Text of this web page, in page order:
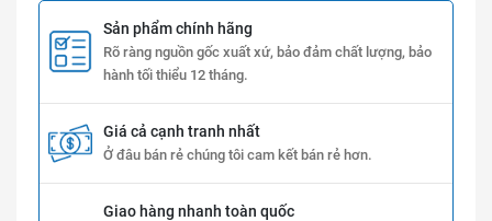
Sản phẩm chính hãng
Rõ ràng nguồn gốc xuất xứ, bảo đảm chất lượng, bảo
hành tối thiểu 12 tháng.
Giá cả cạnh tranh nhất
Ở đâu bán rẻ chúng tôi cam kết bán rẻ hơn.
Giao hàng nhanh toàn quốc